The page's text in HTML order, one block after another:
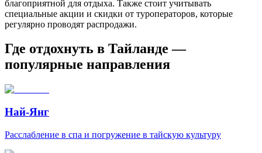
благоприятной для отдыха. Также стоит учитывать
специальные акции и скидки от туроператоров, которые
регулярно проводят распродажи.
Где отдохнуть в Тайланде —
популярные направления
Най-Янг
Расслабление в спа и погружение в тайскую культуру